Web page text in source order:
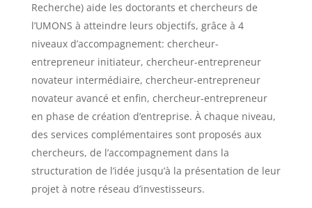
Recherche) aide les doctorants et chercheurs de
l’UMONS à atteindre leurs objectifs, grâce à 4
niveaux d’accompagnement: chercheur-
entrepreneur initiateur, chercheur-entrepreneur
novateur intermédiaire, chercheur-entrepreneur
novateur avancé et enfin, chercheur-entrepreneur
en phase de création d’entreprise. À chaque niveau,
des services complémentaires sont proposés aux
chercheurs, de l’accompagnement dans la
structuration de l’idée jusqu’à la présentation de leur
projet à notre réseau d’investisseurs.